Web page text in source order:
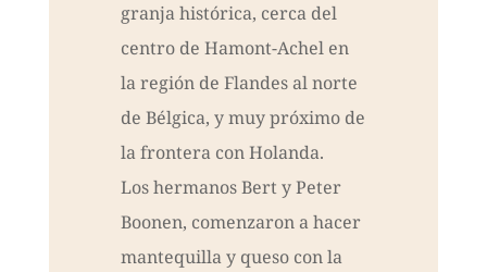
granja histórica, cerca del
centro de Hamont-Achel en
la región de Flandes al norte
de Bélgica, y muy próximo de
la frontera con Holanda.
Los hermanos Bert y Peter
Boonen, comenzaron a hacer
mantequilla y queso con la